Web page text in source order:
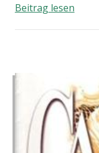
Beitrag lesenCamen